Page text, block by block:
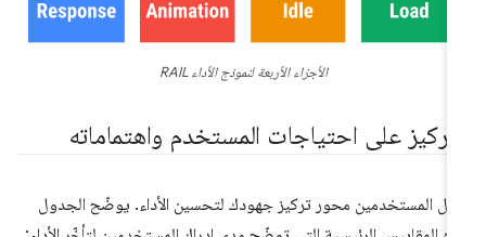
الأجزاء الأربعة لنموذج الأداء RAIL
على احتياجات المستخدم واهتماماته
المستخدمين محور تركيز جهودك لتحسين الأداء. يوضّح الجدول